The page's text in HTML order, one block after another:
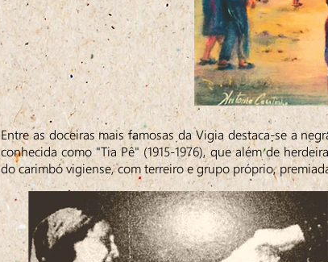
Entre as doceiras mais famosas da Vigia destaca-se a
conhecida como "Tia Pê" (1915-1976), que além de
do carimbó vigiense, com terreiro e grupo próprio,